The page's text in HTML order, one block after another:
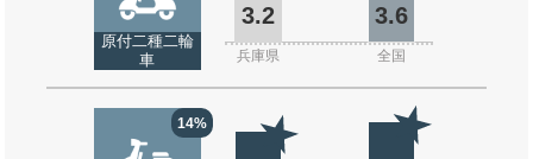
原付二種二輪
車
3.2 3.6
兵庫県 全国
14%